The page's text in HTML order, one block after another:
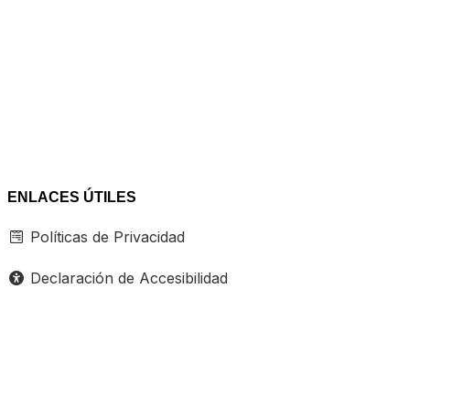
ENLACES ÚTILES
Políticas de Privacidad
Declaración de Accesibilidad